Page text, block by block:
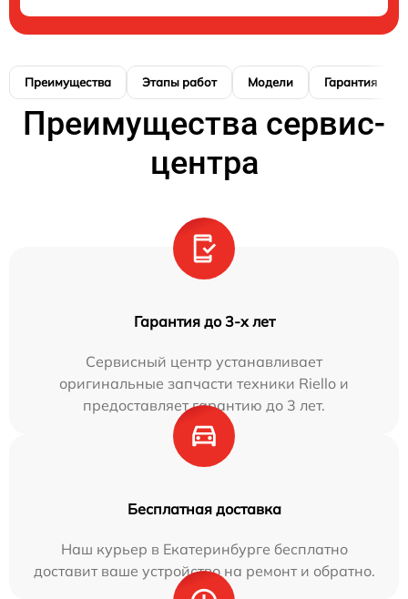
Преимущества Этапы работ Модели Гарантия
Преимущества сервис-
центра
Гарантия до 3-х лет
Сервисный центр устанавливает
оригинальные запчасти техники Riello и
предоставляет гарантию до 3 лет.
Бесплатная доставка
Наш курьер в Екатеринбурге бесплатно
доставит ваше устройство на ремонт и обратно.